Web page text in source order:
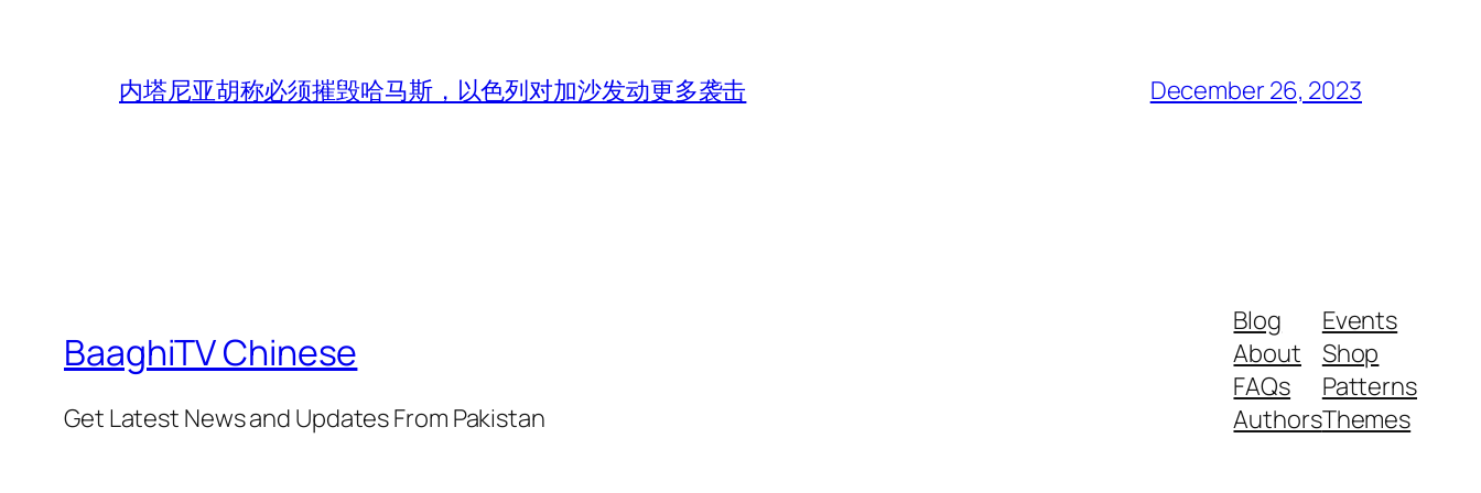
内塔尼亚胡称必须摧毁哈马斯，以色列对加沙发动更多袭击 December 26, 2023
BaaghiTV Chinese
Get Latest News and Updates From Pakistan
Blog
About
FAQs
Authors
Events
Shop
Patterns
Themes